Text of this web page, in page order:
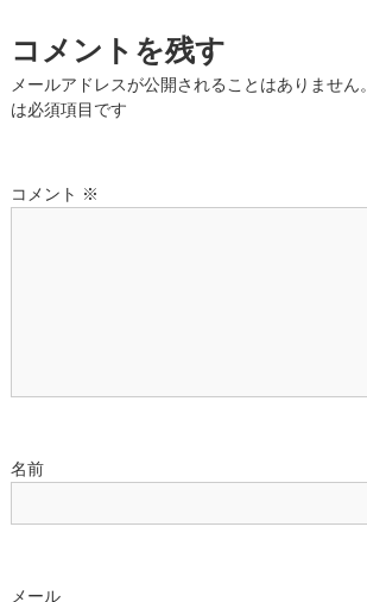
ビ
ゲ
シ
コメントを残す
メールアドレスが公開されることはありません。
は必須項目です
コメント ※
名前
メール